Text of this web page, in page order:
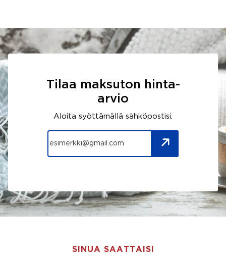
Tilaa maksuton hinta-
arvio
Aloita syöttämällä sähköpostisi.
SINUA SAATTAISI